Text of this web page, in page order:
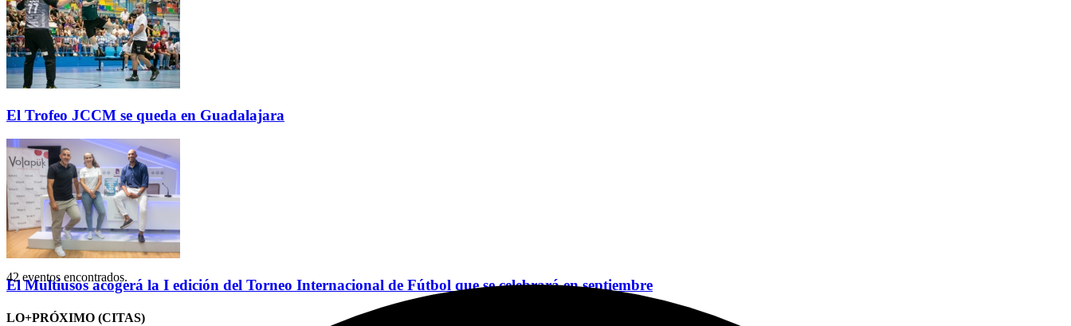
El Trofeo JCCM se queda en Guadalajara
El Multiusos acogerá la I edición del Torneo Internacional de Fútbol que se celebrará en septiembre
LO+PRÓXIMO (CITAS)
42 eventos encontrados.